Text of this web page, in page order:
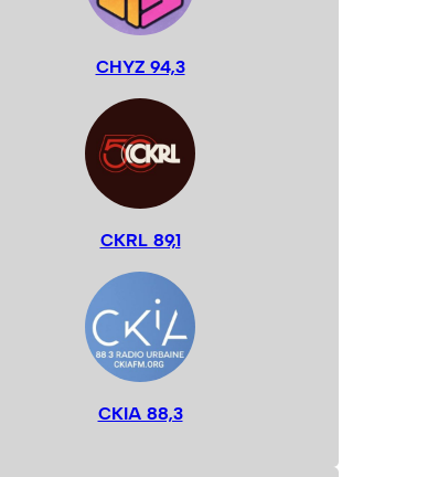
CHYZ 94,3
CKRL 89,1
CKIA 88,3